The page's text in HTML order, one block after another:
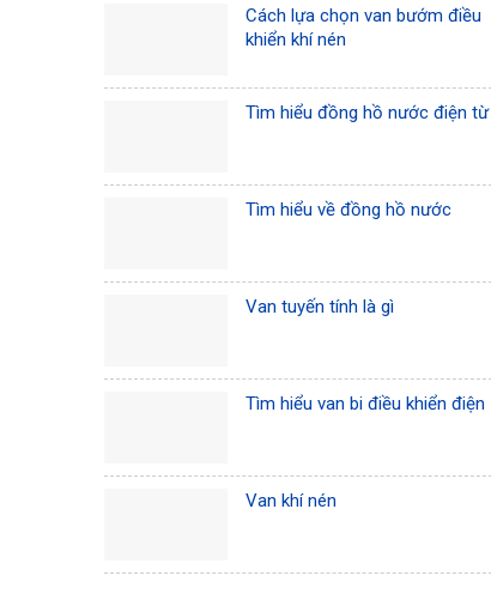
Cách lựa chọn van bướm điều
khiển khí nén
Tìm hiểu đồng hồ nước điện từ
Tìm hiểu về đồng hồ nước
Van tuyến tính là gì
Tìm hiểu van bi điều khiển điện
Van khí nén